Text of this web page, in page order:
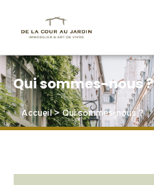
Qui sommes-nous ?
Accueil>Qui sommes-nous ?